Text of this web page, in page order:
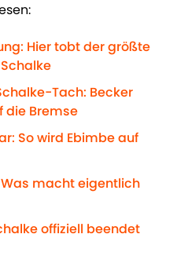
Hier tobt der größte
Tach: Becker
die Bremse
So wird Ebimbe auf
macht eigentlich
offiziell beendet